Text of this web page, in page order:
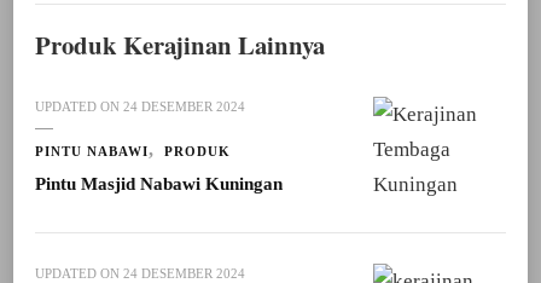
Produk Kerajinan Lainnya
UPDATED ON 24 DESEMBER 2024
PINTU NABAWI PRODUK
Pintu Masjid Nabawi Kuningan
UPDATED ON 24 DESEMBER 2024